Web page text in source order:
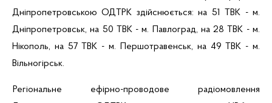
Дніпропетровською ОДТРК здійснюється: на 51
ТВК - м.
Дніпропетровськ, на 50
ТВК- м. Павлоград, на 28 ТВК - м.
Нікополь, на 57
ТВК - м. Першотравенськ, на 49 ТВК - м.
Вільногірськ.
Регіональне ефірно-проводове радіомовлення